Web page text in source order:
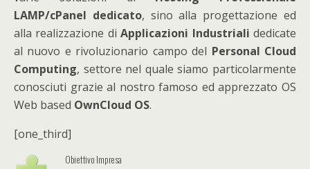
LAMP/cPanel dedicato, sino alla progettazione ed
alla realizzazione diApplicazioni Industrialidedicate
al nuovo e rivoluzionario campo del Personal Cloud
Computing, settore nel quale siamo particolarmente
conosciuti grazie al nostro famoso ed apprezzato OS
Web based OwnCloud OS.
[one_third]
Obiettivo Impresa